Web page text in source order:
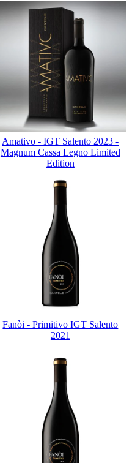
Amativo - IGT Salento 2023 -
Magnum Cassa Legno Limited
Edition
Fanòi - Primitivo IGT Salento
2021